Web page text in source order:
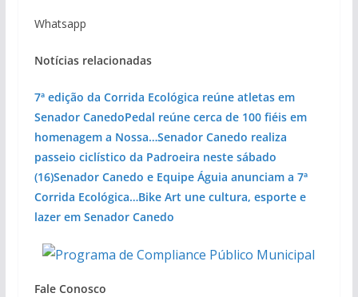
Whatsapp
Notícias relacionadas
7ª edição da Corrida Ecológica reúne atletas em
Senador CanedoPedal reúne cerca de 100 fiéis em
homenagem a Nossa…Senador Canedo realiza
passeio ciclístico da Padroeira neste sábado
(16)Senador Canedo e Equipe Águia anunciam a 7ª
Corrida Ecológica…Bike Art une cultura, esporte e
lazer em Senador Canedo
Fale Conosco